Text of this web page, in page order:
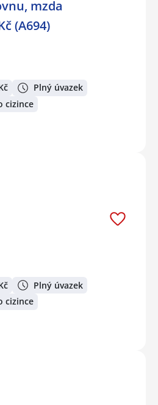
mzda
(A694)
Plný úvazek
cizince
Plný úvazek
cizince